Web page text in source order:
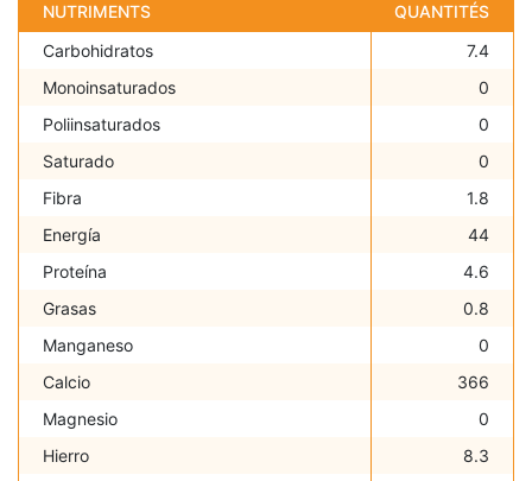
NUTRIMENTS
QUANTITÉS
Carbohidratos
7.4
Monoinsaturados
0
Poliinsaturados
0
Saturado
0
Fibra
1.8
Energía
44
Proteína
4.6
Grasas
0.8
Manganeso
0
Calcio
366
Magnesio
0
Hierro
8.3